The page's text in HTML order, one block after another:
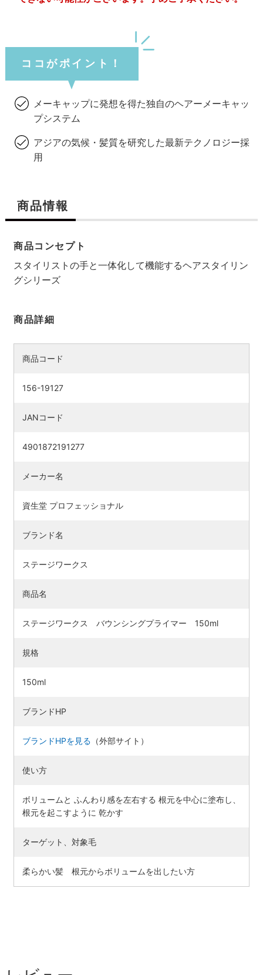
ココがポイント！
メーキャップに発想を得た独自のヘアーメーキャッ
プシステム
アジアの気候・髪質を研究した最新テクノロジー採
用
商品情報
商品コンセプト
スタイリストの手と一体化して機能するヘアスタイリン
グシリーズ
商品詳細
商品コード
156-19127
JANコード
4901872191277
メーカー名
資生堂 プロフェッショナル
ブランド名
ステージワークス
商品名
ステージワークス バウンシングプライマー 150ml
規格
150ml
ブランドHP
ブランドHPを見る （外部サイト）
使い方
ボリュームと ふんわり感を左右する 根元を中心に塗布し、
根元を起こすように 乾かす
ターゲット、対象毛
柔らかい髪 根元からボリュームを出したい方